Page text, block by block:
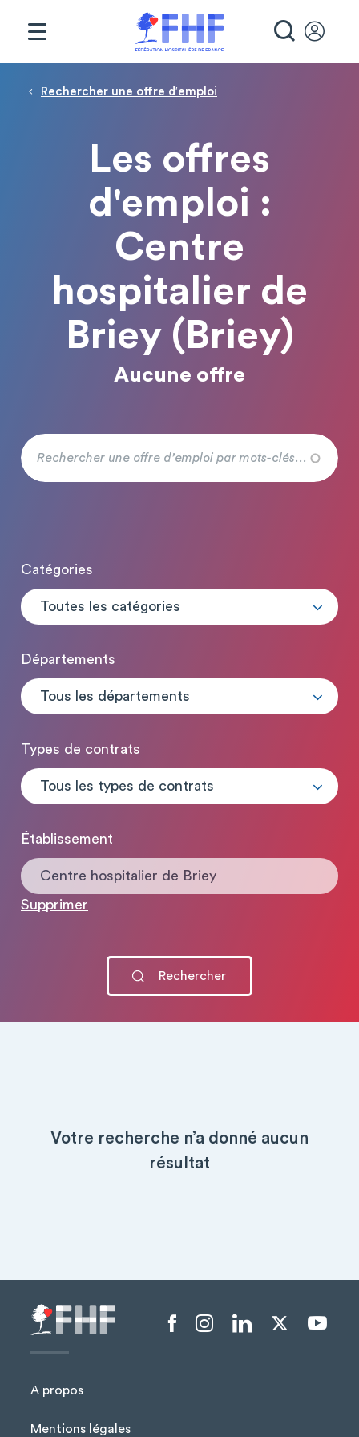
Fil d'Ariane
Rechercher une offre d′emploi
Les offres
d'emploi :
Centre
hospitalier de
Briey (Briey)
Aucune offre
Catégories
Toutes les catégories
Départements
Tous les départements
Types de contrats
Tous les types de contrats
Établissement
Centre hospitalier de Briey
Supprimer
Votre recherche n’a donné aucun
résultat
A propos
Mentions légales
Menu liens sociaux
Panneau de gestion des cookies